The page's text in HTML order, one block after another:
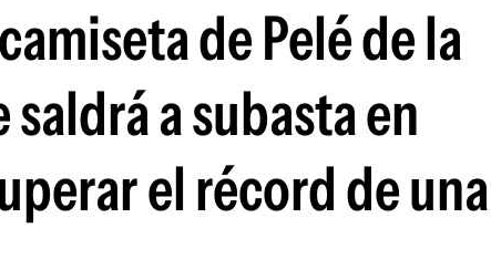
de Pelé de la
a subasta en
el récord de una